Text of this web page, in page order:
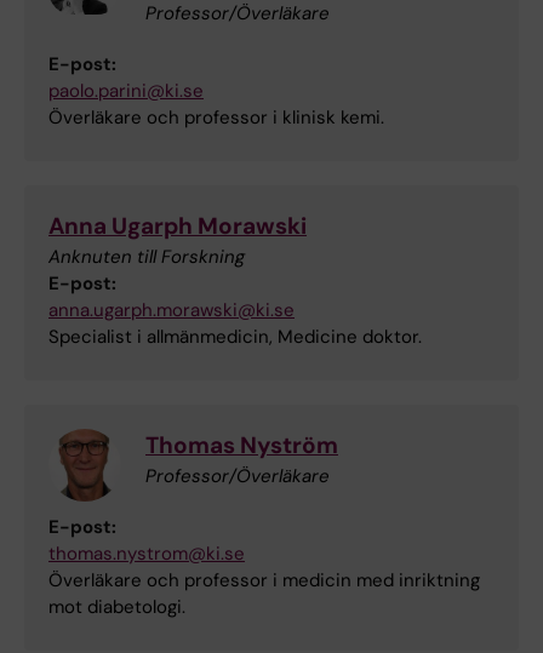
Professor/Överläkare
E-post:
paolo.parini@ki.se
Överläkare och professor i klinisk kemi.
Anna Ugarph Morawski
Anknuten till Forskning
E-post:
anna.ugarph.morawski@ki.se
Specialist i allmänmedicin, Medicine doktor.
Thomas Nyström
Professor/Överläkare
E-post:
thomas.nystrom@ki.se
Överläkare och professor i medicin med inriktning
mot diabetologi.